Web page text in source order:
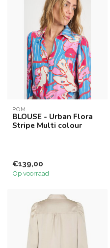
POM
BLOUSE - Urban Flora
Stripe Multi colour
€139,00
Op voorraad